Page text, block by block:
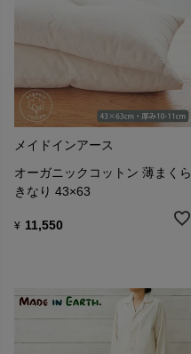
メイドインアース
オーガニックコットン 薄まくら
きなり 43×63
¥ 11,550